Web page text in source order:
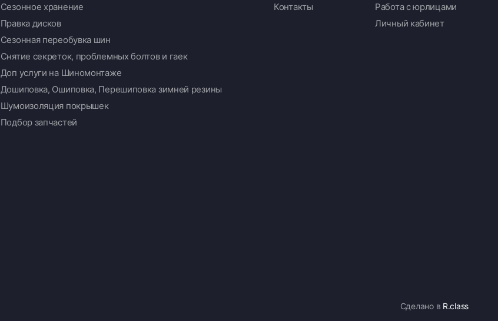
Сезонное хранение
Правка дисков
Сезонная переобувка шин
Снятие секреток, проблемных болтов и гаек
Доп услуги на Шиномонтаже
Дошиповка, Ошиповка, Перешиповка зимней резины
Шумоизоляция покрышек
Подбор запчастей
Контакты
Работа с юрлицами
Личный кабинет
Сделано в R.class